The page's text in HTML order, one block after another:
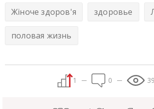
Жіноче здоров'я здоровье
половая жизнь
1 0